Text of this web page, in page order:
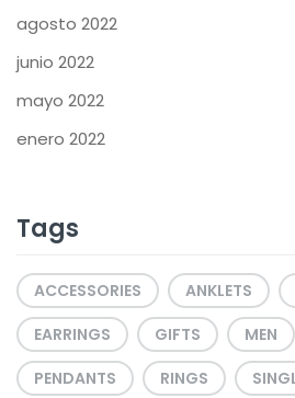
agosto 2022
junio 2022
mayo 2022
enero 2022
Tags
ACCESSORIES ANKLETS
EARRINGS
GIFTS MEN
PENDANTS
RINGS